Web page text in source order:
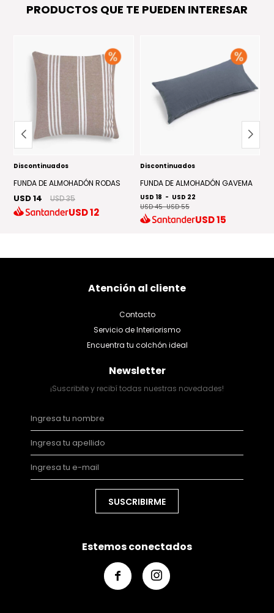
PRODUCTOS QUE TE PUEDEN INTERESAR
Discontinuados
FUNDA DE ALMOHADÓN RODAS
USD 14 USD 35
USD12
Discontinuados
FUNDA DE ALMOHADÓN GAVEMA
USD 18 - USD 22
USD 45-USD 55
USD15
Atención al cliente
Contacto
Servicio de Interiorismo
Encuentra tu colchón ideal
Newsletter
¡Suscribite y recibí todas nuestras novedades!
SUSCRIBIRME
Estemos conectados
 